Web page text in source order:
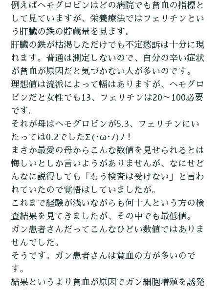
例えばヘモグロビンはどの病院でも貧血の指標と
して見ていますが、栄養療法ではフェリチンとい
う肝臓の鉄の貯蔵量を見ます。
肝臓の鉄が枯渇しただけでも不定愁訴は十分に現
れます。普通は測定しないので、自分の辛い症状
が貧血が原因だと気づかない人が多いのです。
理想値は流派によって幅はありますが、ヘモグロ
ビンだと女性でも13、フェリチンは20～100必要
です。
それが母はヘモグロビンが5.3、フェリチンにい
たっては0.2でしたΣ(･ω･ﾉ)ﾉ！
まさか最愛の母からこんな数値を見せられるとは
悔しいとしか言いようがありませんが、なにせど
んなに説得しても「もう検査は受けない」と言わ
れていたので覚悟はしていましたが。
これまで経験が浅いながらも何十人という方の検
査結果を見てきましたが、その中でも最低値。
ガン患者さんだってこんなひどい数値ではありま
せんでした。
そうです。ガン患者さんは貧血の方が多いので
す。
結果というより貧血が原因でガン細胞増殖を誘発